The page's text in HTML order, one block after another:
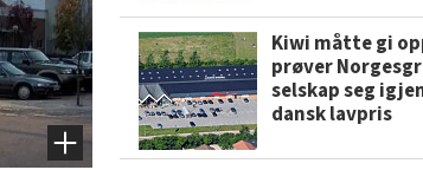
Kiwi måtte gi
prøver
selskap seg
dansk lavpris